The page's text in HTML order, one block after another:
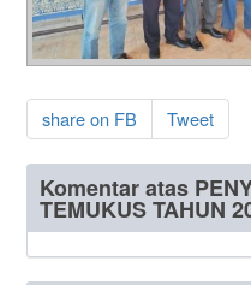
share on FB Tweet
Komentar atas
TEMUKUS TAHUN